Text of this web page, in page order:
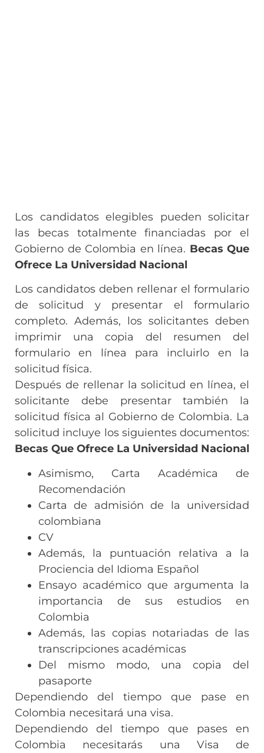
Los candidatos elegibles pueden solicitar
las becas totalmente financiadas por el
Gobierno de Colombia en línea. Becas Que
Ofrece La Universidad Nacional
Los candidatos deben rellenar el formulario
de solicitud y presentar el formulario
completo. Además, los solicitantes deben
imprimir una copia del resumen del
formulario en línea para incluirlo en la
solicitud física.
Después de rellenar la solicitud en línea, el
solicitante debe presentar también la
solicitud física al Gobierno de Colombia. La
solicitud incluye los siguientes documentos:
Becas Que Ofrece La Universidad Nacional
Asimismo, Carta Académica de
Recomendación
Carta de admisión de la universidad
colombiana
CV
Además, la puntuación relativa a la
Prociencia del Idioma Español
Ensayo académico que argumenta la
importancia de sus estudios en
Colombia
Además, las copias notariadas de las
transcripciones académicas
Del mismo modo, una copia del
pasaporte
Dependiendo del tiempo que pase en
Colombia necesitará una visa.
Dependiendo del tiempo que pases en
Colombia necesitarás una Visa de